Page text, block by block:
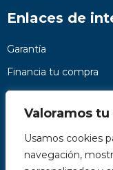
Valoramos
Usamos cookies
navegación,
Enlaces de
Garantía
Financia tu compra
Preguntas frecuentes
Nosotros
Contacto
Páginas legales